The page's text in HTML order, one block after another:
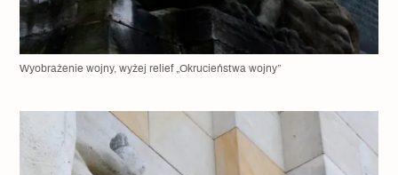
Wyobrażenie wojny, wyżej relief „Okrucieństwa wojny”